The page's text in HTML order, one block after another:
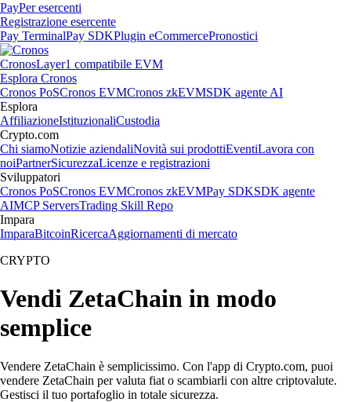
PayPer esercenti
Registrazione esercente
Pay TerminalPay SDKPlugin eCommercePronostici
CronosLayer1 compatibile EVM
Esplora Cronos
Cronos PoSCronos EVMCronos zkEVMSDK agente AI
Esplora
AffiliazioneIstituzionaliCustodia
Crypto.com
Chi siamoNotizie aziendaliNovità sui prodottiEventiLavora con
noiPartnerSicurezzaLicenze e registrazioni
Sviluppatori
Cronos PoSCronos EVMCronos zkEVMPay SDKSDK agente
AIMCP ServersTrading Skill Repo
Impara
ImparaBitcoinRicercaAggiornamenti di mercato
CRYPTO
Vendi ZetaChain in modo
semplice
Vendere ZetaChain è semplicissimo. Con l'app di Crypto.com, puoi
vendere ZetaChain per valuta fiat o scambiarli con altre criptovalute.
Gestisci il tuo portafoglio in totale sicurezza.